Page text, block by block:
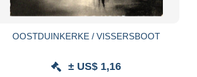
OOSTDUINKERKE / VISSERSBOOT
± US$ 1,16